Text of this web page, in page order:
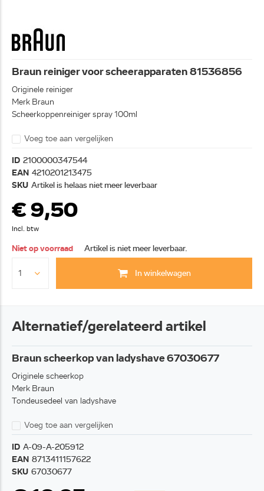
Braun reiniger voor scheerapparaten 81536856
Originele reiniger
Merk Braun
Scheerkoppenreiniger spray 100ml
Voeg toe aan vergelijken
ID 2100000347544
EAN 4210201213475
SKU Artikel is helaas niet meer leverbaar
€ 9,50
Incl. btw
Niet op voorraad Artikel is niet meer leverbaar.
In winkelwagen
Alternatief/gerelateerd artikel
Braun scheerkop van ladyshave 67030677
Originele scheerkop
Merk Braun
Tondeusedeel van ladyshave
Voeg toe aan vergelijken
ID A-09-A-205912
EAN 8713411157622
SKU 67030677